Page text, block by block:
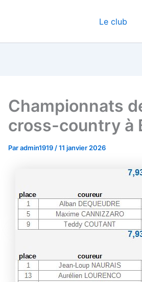
Le club
Championnats
cross-country à
Paradmin1919 /11 janvier 2026